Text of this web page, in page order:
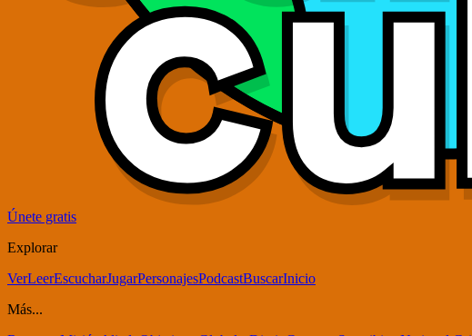
Únete gratis
Explorar
VerLeerEscucharJugarPersonajesPodcastBuscarInicio
Más...